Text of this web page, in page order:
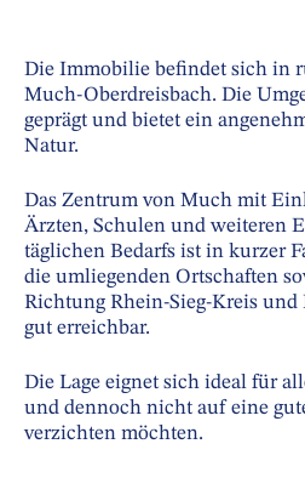
Die Immobilie befindet sich in
Much-Oberdreisbach. Die
geprägt und bietet ein
Natur.
Das Zentrum von Much mit
Ärzten, Schulen und weiteren
täglichen Bedarfs ist in kurzer
die umliegenden Ortschaften
Richtung Rhein-Sieg-Kreis und
gut erreichbar.
Die Lage eignet sich ideal für
und dennoch nicht auf eine
verzichten möchten.